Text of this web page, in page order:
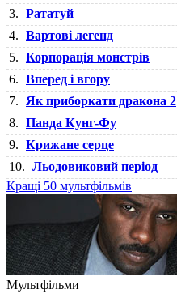
3. Рататуй
4. Вартові легенд
5. Корпорація монстрів
6. Вперед і вгору
7.
Як приборкати дракона 2
8. Панда Кунг-Фу
9. Крижане серце
10. Льодовиковий період
Кращі 50 мультфільмів
Мультфільми